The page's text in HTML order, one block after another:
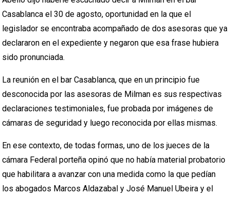
Casablanca el 30 de agosto, oportunidad en la que el
legislador se encontraba acompañado de dos asesoras que ya
declararon en el expediente y negaron que esa frase hubiera
sido pronunciada.
La reunión en el bar Casablanca, que en un principio fue
desconocida por las asesoras de Milman es sus respectivas
declaraciones testimoniales, fue probada por imágenes de
cámaras de seguridad y luego reconocida por ellas mismas.
En ese contexto, de todas formas, uno de los jueces de la
cámara Federal porteña opinó que no había material probatorio
que habilitara a avanzar con una medida como la que pedían
los abogados Marcos Aldazabal y José Manuel Ubeira y el